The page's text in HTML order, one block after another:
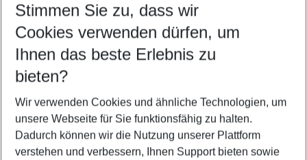
Abflughafen wählen
Beliebiger Abflughafen
Reisezeitraum wählen
09.08.26– 07.08.27 5-8 Nächte
2 Erwachsene Keine Kinder
Mehr Filter anzeigen
Stimmen Sie zu, dass wir
Cookies verwenden dürfen, um
Ihnen das beste Erlebnis zu
bieten?
Wir verwenden Cookies und ähnliche Technologien, um
unsere Webseite für Sie funktionsfähig zu halten.
Dadurch können wir die Nutzung unserer Plattform
verstehen und verbessern, Ihnen Support bieten sowie